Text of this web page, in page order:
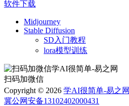
软件下载
Midjourney
Stable Diffusion
SD入门教程
lora模型训练
扫码加微信
Copyright © 2026 学AI很简单-易之网
冀公网安备13102402000431